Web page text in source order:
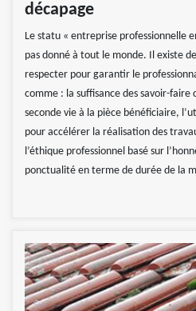
décapage
Le statu « entreprise professionnelle
pas donné à tout le monde. Il existe
respecter pour garantir le
comme : la suffisance des savoir-
seconde vie à la pièce bénéficiaire,
pour accélérer la réalisation des
l’éthique professionnel basé sur
ponctualité en terme de durée de la